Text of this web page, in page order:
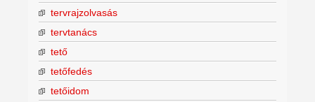
tervrajzolvasás
tervtanács
tető
tetőfedés
tetőidom